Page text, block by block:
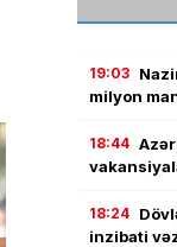
19:03
milyon
18:44
18:24
inzibati